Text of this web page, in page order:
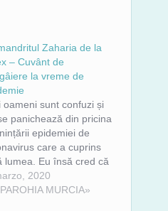
Zaharia de la
– Cuvânt de
la vreme de
oameni sunt confuzi și
panichează din pricina
epidemiei de
care a cuprins
lumea. Eu însă cred că
să fim așa, pentru
face Dumnezeu cu
2020
MURCIA»